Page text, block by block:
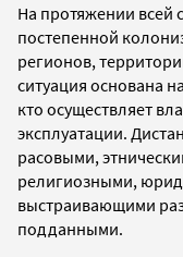
На протяжении всей
постепенной
регионов,
ситуация основана
кто осуществляет
эксплуатации.
расовыми,
религиозными,
выстраивающими
подданными.